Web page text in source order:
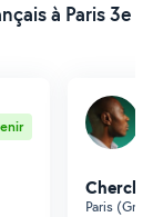
à Paris 3e
Paris